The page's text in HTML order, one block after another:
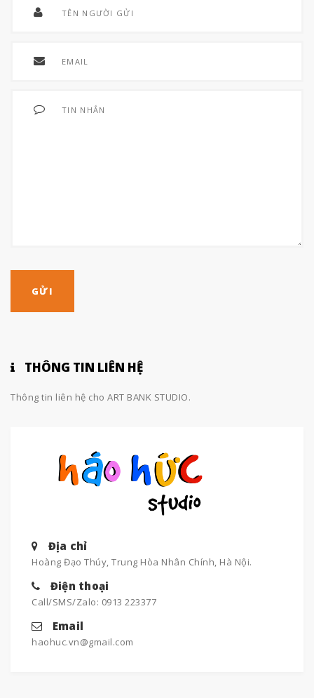
THÔNG TIN LIÊN HỆ
Thông tin liên hệ cho ART BANK STUDIO.
Địa chỉ
Hoàng Đạo Thúy, Trung Hòa Nhân Chính, Hà Nội.
Điện thoại
Call/SMS/Zalo: 0913 223377
Email
haohuc.vn@gmail.com